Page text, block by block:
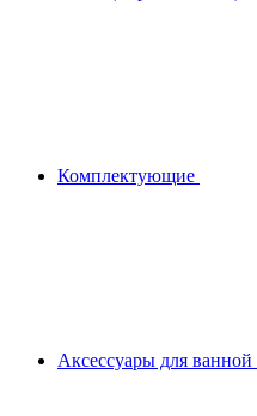
Комплектующие
Аксессуары для ванной